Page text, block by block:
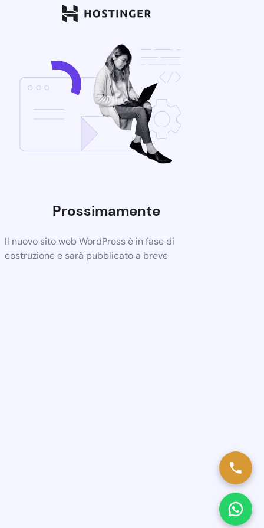
Prossimamente
Il nuovo sito web WordPress è in fase di
costruzione e sarà pubblicato a breve